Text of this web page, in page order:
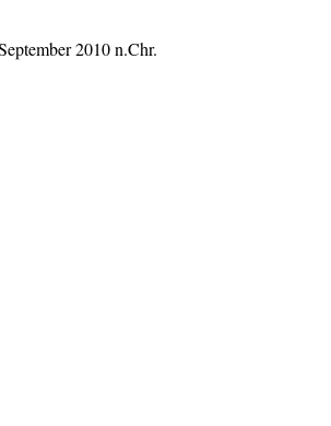
2010 n.Chr.